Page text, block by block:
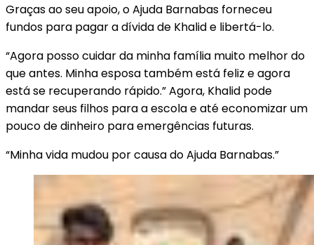
Graças ao seu apoio, o Ajuda Barnabas forneceu
fundos para pagar a dívida de Khalid e libertá-lo.
“Agora posso cuidar da minha família muito melhor do
que antes. Minha esposa também está feliz e agora
está se recuperando rápido.” Agora, Khalid pode
mandar seus filhos para a escola e até economizar um
pouco de dinheiro para emergências futuras.
“Minha vida mudou por causa do Ajuda Barnabas.”